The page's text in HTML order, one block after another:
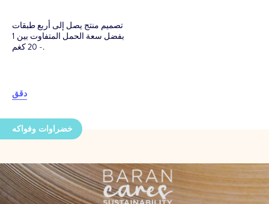
تصميم منتج يصل إلى أربع طبقات
بفضل سعة الحمل المتفاوت بين 1
- 20 كغم.
دقق
خضراوات وفواكه